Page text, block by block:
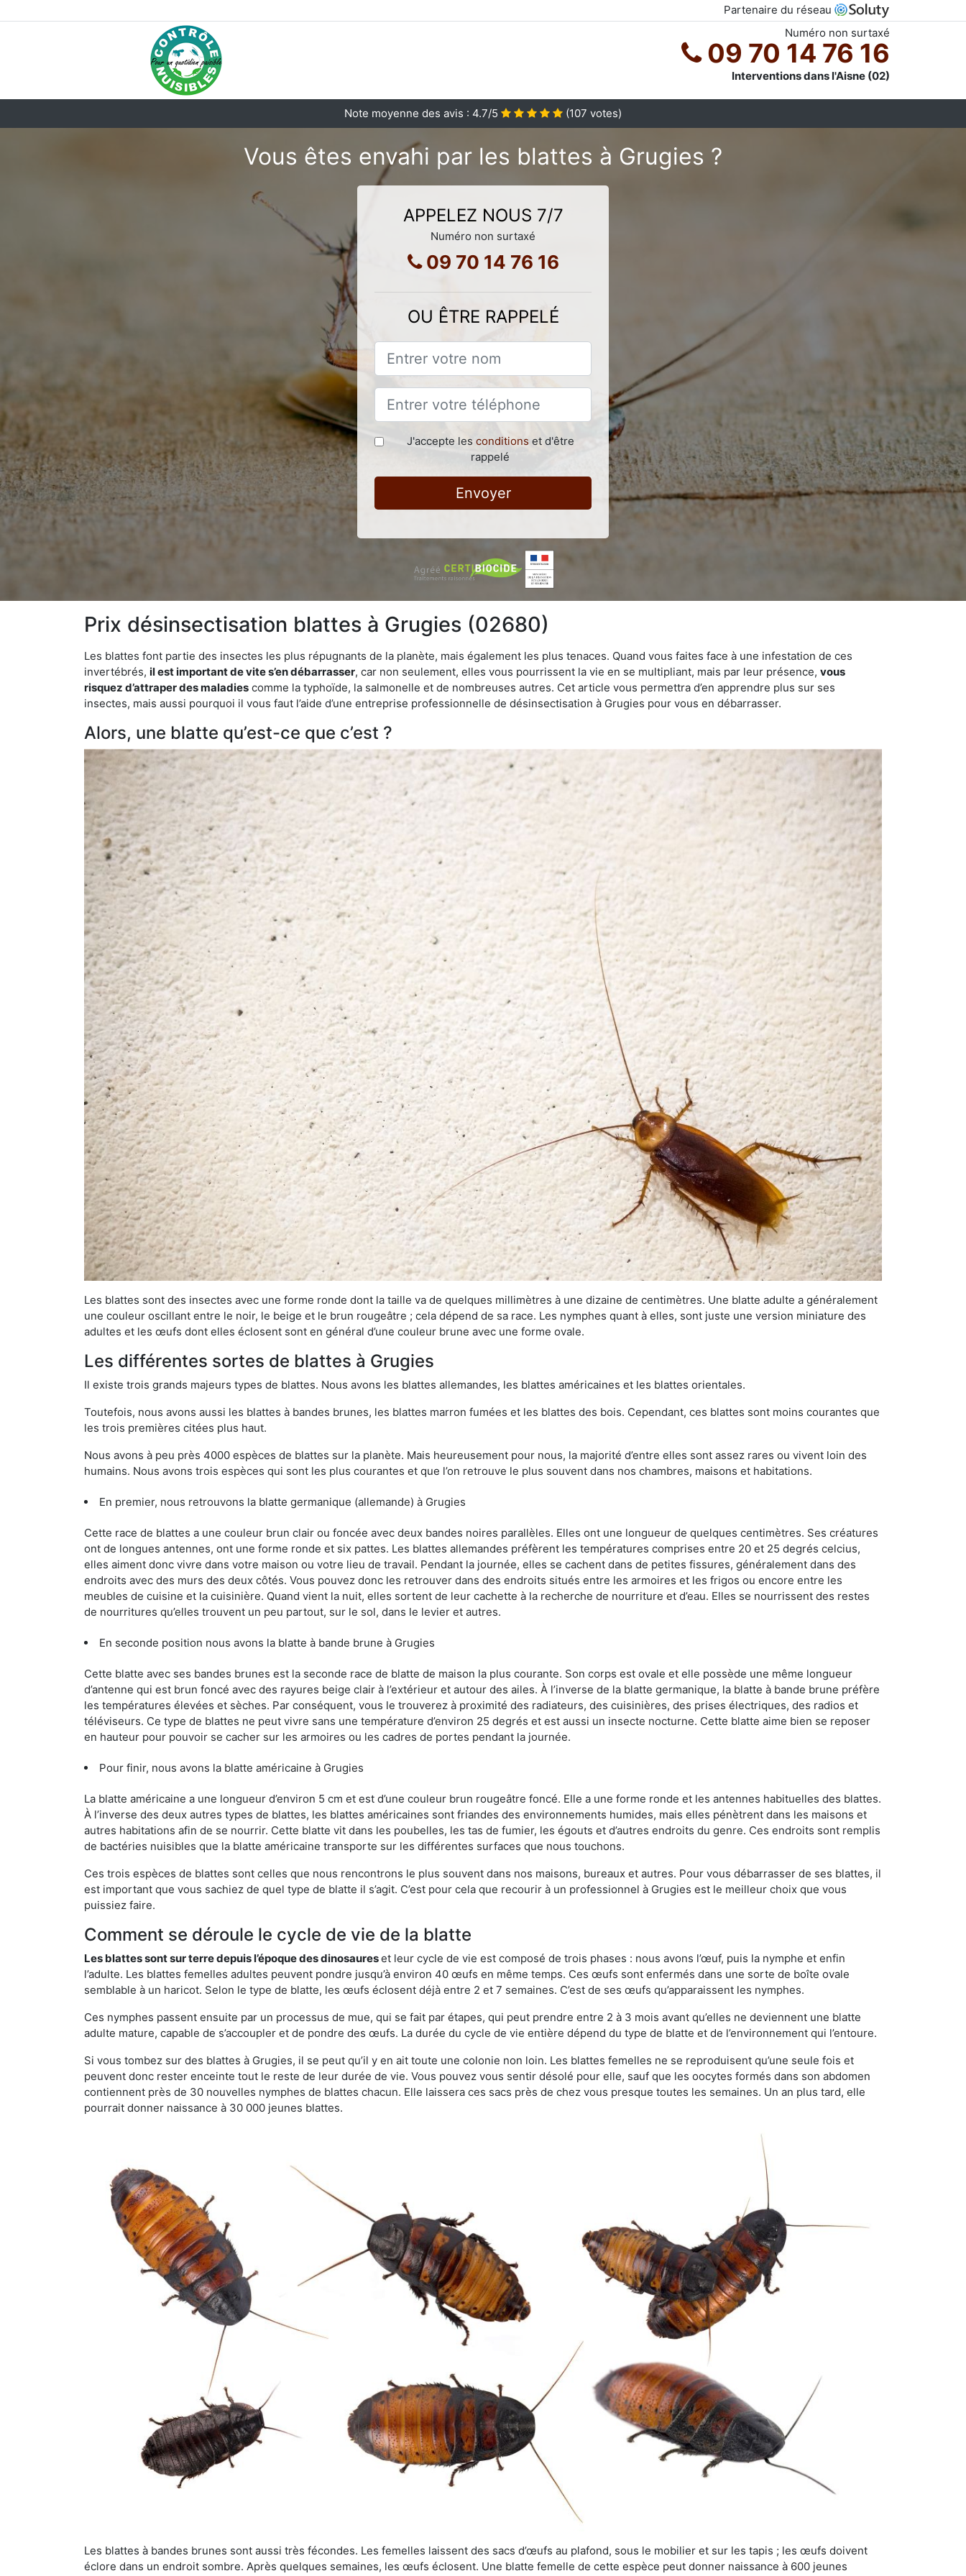
Partenaire du réseau
Numéro non surtaxé
09 70 14 76 16
Interventions dans l'Aisne (02)
Note moyenne des avis : 4.7/5 (107 votes)
Vous êtes envahi par les blattes à Grugies ?
APPELEZ NOUS 7/7
Numéro non surtaxé
09 70 14 76 16
OU ÊTRE RAPPELÉ
J'accepte les conditions et d'être
rappelé
Envoyer
Prix désinsectisation blattes à Grugies (02680)
Les blattes font partie des insectes les plus répugnants de la planète, mais également les plus tenaces. Quand vous faites face à une infestation de ces
invertébrés, il est important de vite s’en débarrasser, car non seulement, elles vous pourrissent la vie en se multipliant, mais par leur présence, vous
risquez d’attraper des maladies comme la typhoïde, la salmonelle et de nombreuses autres. Cet article vous permettra d’en apprendre plus sur ses
insectes, mais aussi pourquoi il vous faut l’aide d’une entreprise professionnelle de désinsectisation à Grugies pour vous en débarrasser.
Alors, une blatte qu’est-ce que c’est ?
Les blattes sont des insectes avec une forme ronde dont la taille va de quelques millimètres à une dizaine de centimètres. Une blatte adulte a généralement
une couleur oscillant entre le noir, le beige et le brun rougeâtre ; cela dépend de sa race. Les nymphes quant à elles, sont juste une version miniature des
adultes et les œufs dont elles éclosent sont en général d’une couleur brune avec une forme ovale.
Les différentes sortes de blattes à Grugies
Il existe trois grands majeurs types de blattes. Nous avons les blattes allemandes, les blattes américaines et les blattes orientales.
Toutefois, nous avons aussi les blattes à bandes brunes, les blattes marron fumées et les blattes des bois. Cependant, ces blattes sont moins courantes que
les trois premières citées plus haut.
Nous avons à peu près 4000 espèces de blattes sur la planète. Mais heureusement pour nous, la majorité d’entre elles sont assez rares ou vivent loin des
humains. Nous avons trois espèces qui sont les plus courantes et que l’on retrouve le plus souvent dans nos chambres, maisons et habitations.
En premier, nous retrouvons la blatte germanique (allemande) à Grugies
Cette race de blattes a une couleur brun clair ou foncée avec deux bandes noires parallèles. Elles ont une longueur de quelques centimètres. Ses créatures
ont de longues antennes, ont une forme ronde et six pattes. Les blattes allemandes préfèrent les températures comprises entre 20 et 25 degrés celcius,
elles aiment donc vivre dans votre maison ou votre lieu de travail. Pendant la journée, elles se cachent dans de petites fissures, généralement dans des
endroits avec des murs des deux côtés. Vous pouvez donc les retrouver dans des endroits situés entre les armoires et les frigos ou encore entre les
meubles de cuisine et la cuisinière. Quand vient la nuit, elles sortent de leur cachette à la recherche de nourriture et d’eau. Elles se nourrissent des restes
de nourritures qu’elles trouvent un peu partout, sur le sol, dans le levier et autres.
En seconde position nous avons la blatte à bande brune à Grugies
Cette blatte avec ses bandes brunes est la seconde race de blatte de maison la plus courante. Son corps est ovale et elle possède une même longueur
d’antenne qui est brun foncé avec des rayures beige clair à l’extérieur et autour des ailes. À l’inverse de la blatte germanique, la blatte à bande brune préfère
les températures élevées et sèches. Par conséquent, vous le trouverez à proximité des radiateurs, des cuisinières, des prises électriques, des radios et
téléviseurs. Ce type de blattes ne peut vivre sans une température d’environ 25 degrés et est aussi un insecte nocturne. Cette blatte aime bien se reposer
en hauteur pour pouvoir se cacher sur les armoires ou les cadres de portes pendant la journée.
Pour finir, nous avons la blatte américaine à Grugies
La blatte américaine a une longueur d’environ 5 cm et est d’une couleur brun rougeâtre foncé. Elle a une forme ronde et les antennes habituelles des blattes.
À l’inverse des deux autres types de blattes, les blattes américaines sont friandes des environnements humides, mais elles pénètrent dans les maisons et
autres habitations afin de se nourrir. Cette blatte vit dans les poubelles, les tas de fumier, les égouts et d’autres endroits du genre. Ces endroits sont remplis
de bactéries nuisibles que la blatte américaine transporte sur les différentes surfaces que nous touchons.
Ces trois espèces de blattes sont celles que nous rencontrons le plus souvent dans nos maisons, bureaux et autres. Pour vous débarrasser de ses blattes, il
est important que vous sachiez de quel type de blatte il s’agit. C’est pour cela que recourir à un professionnel à Grugies est le meilleur choix que vous
puissiez faire.
Comment se déroule le cycle de vie de la blatte
Les blattes sont sur terre depuis l’époque des dinosaureset leur cycle de vie est composé de trois phases : nous avons l’œuf, puis la nymphe et enfin
l’adulte. Les blattes femelles adultes peuvent pondre jusqu’à environ 40 œufs en même temps. Ces œufs sont enfermés dans une sorte de boîte ovale
semblable à un haricot. Selon le type de blatte, les œufs éclosent déjà entre 2 et 7 semaines. C’est de ses œufs qu’apparaissent les nymphes.
Ces nymphes passent ensuite par un processus de mue, qui se fait par étapes, qui peut prendre entre 2 à 3 mois avant qu’elles ne deviennent une blatte
adulte mature, capable de s’accoupler et de pondre des œufs. La durée du cycle de vie entière dépend du type de blatte et de l’environnement qui l’entoure.
Si vous tombez sur des blattes à Grugies, il se peut qu’il y en ait toute une colonie non loin. Les blattes femelles ne se reproduisent qu’une seule fois et
peuvent donc rester enceinte tout le reste de leur durée de vie. Vous pouvez vous sentir désolé pour elle, sauf que les oocytes formés dans son abdomen
contiennent près de 30 nouvelles nymphes de blattes chacun. Elle laissera ces sacs près de chez vous presque toutes les semaines. Un an plus tard, elle
pourrait donner naissance à 30 000 jeunes blattes.
Les blattes à bandes brunes sont aussi très fécondes. Les femelles laissent des sacs d’œufs au plafond, sous le mobilier et sur les tapis ; les œufs doivent
éclore dans un endroit sombre. Après quelques semaines, les œufs éclosent. Une blatte femelle de cette espèce peut donner naissance à 600 jeunes